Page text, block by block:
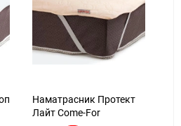
Наматрасник Протект
Лайт Come-For